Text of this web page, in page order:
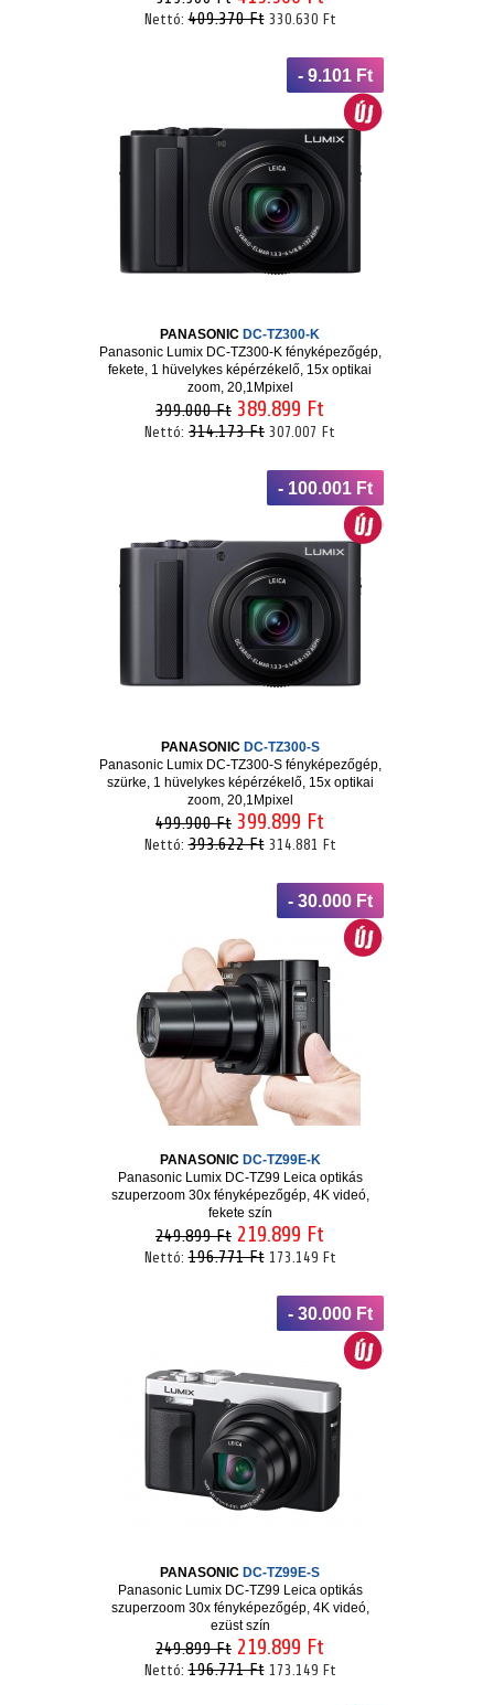
Nettó:409.370 Ft 330.630 Ft
- 9.101 Ft
PANASONIC DC-TZ300-K
Panasonic Lumix DC-TZ300-K fényképezőgép,
fekete, 1 hüvelykes képérzékelő, 15x optikai
zoom, 20,1Mpixel
399.000 Ft 389.899 Ft
Nettó: 314.173 Ft 307.007 Ft
- 100.001 Ft
PANASONIC DC-TZ300-S
Panasonic Lumix DC-TZ300-S fényképezőgép,
szürke, 1 hüvelykes képérzékelő, 15x optikai
zoom, 20,1Mpixel
499.900 Ft 399.899 Ft
Nettó:393.622 Ft 314.881 Ft
- 30.000 Ft
PANASONIC DC-TZ99E-K
Panasonic Lumix DC-TZ99 Leica optikás
szuperzoom 30x fényképezőgép, 4K videó,
fekete szín
249.899 Ft 219.899 Ft
Nettó:196.771 Ft 173.149 Ft
- 30.000 Ft
PANASONIC DC-TZ99E-S
Panasonic Lumix DC-TZ99 Leica optikás
szuperzoom 30x fényképezőgép, 4K videó,
ezüst szín
249.899 Ft 219.899 Ft
Nettó:196.771 Ft 173.149 Ft